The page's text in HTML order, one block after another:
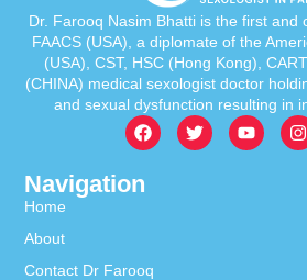
Dr. Farooq Nasim Bhatti is the first and
FAACS (USA), a diplomate of the
(USA), CST, HSC (Hong Kong),
(CHINA) medical sexologist doctor
and sexual dysfunction resulting in
Navigation
Home
About
Contact Dr Farooq